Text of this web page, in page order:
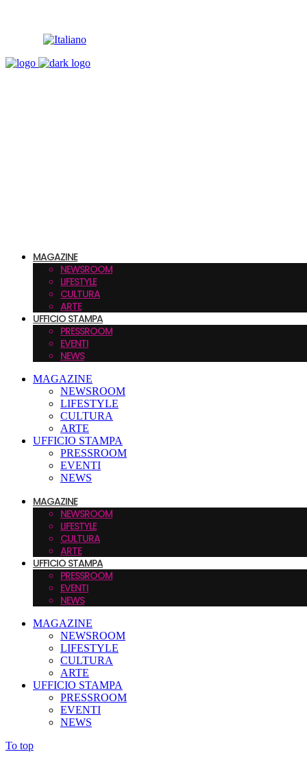
MAGAZINE
NEWSROOM
LIFESTYLE
CULTURA
ARTE
UFFICIO STAMPA
PRESSROOM
EVENTI
NEWS
MAGAZINE
NEWSROOM
LIFESTYLE
CULTURA
ARTE
UFFICIO STAMPA
PRESSROOM
EVENTI
NEWS
MAGAZINE
NEWSROOM
LIFESTYLE
CULTURA
ARTE
UFFICIO STAMPA
PRESSROOM
EVENTI
NEWS
MAGAZINE
NEWSROOM
LIFESTYLE
CULTURA
ARTE
UFFICIO STAMPA
PRESSROOM
EVENTI
NEWS
To top